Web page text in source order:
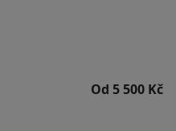
Od 5 500 Kč